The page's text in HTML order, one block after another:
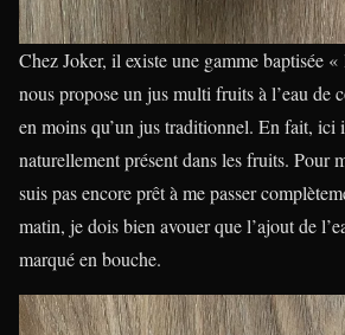
Chez Joker, il existe une gamme baptisée
nous propose un jus multi fruits à l’eau de
en moins qu’un jus traditionnel. En fait, ici
naturellement présent dans les fruits. Pour
suis pas encore prêt à me passer
matin, je dois bien avouer que l’ajout de
marqué en bouche.